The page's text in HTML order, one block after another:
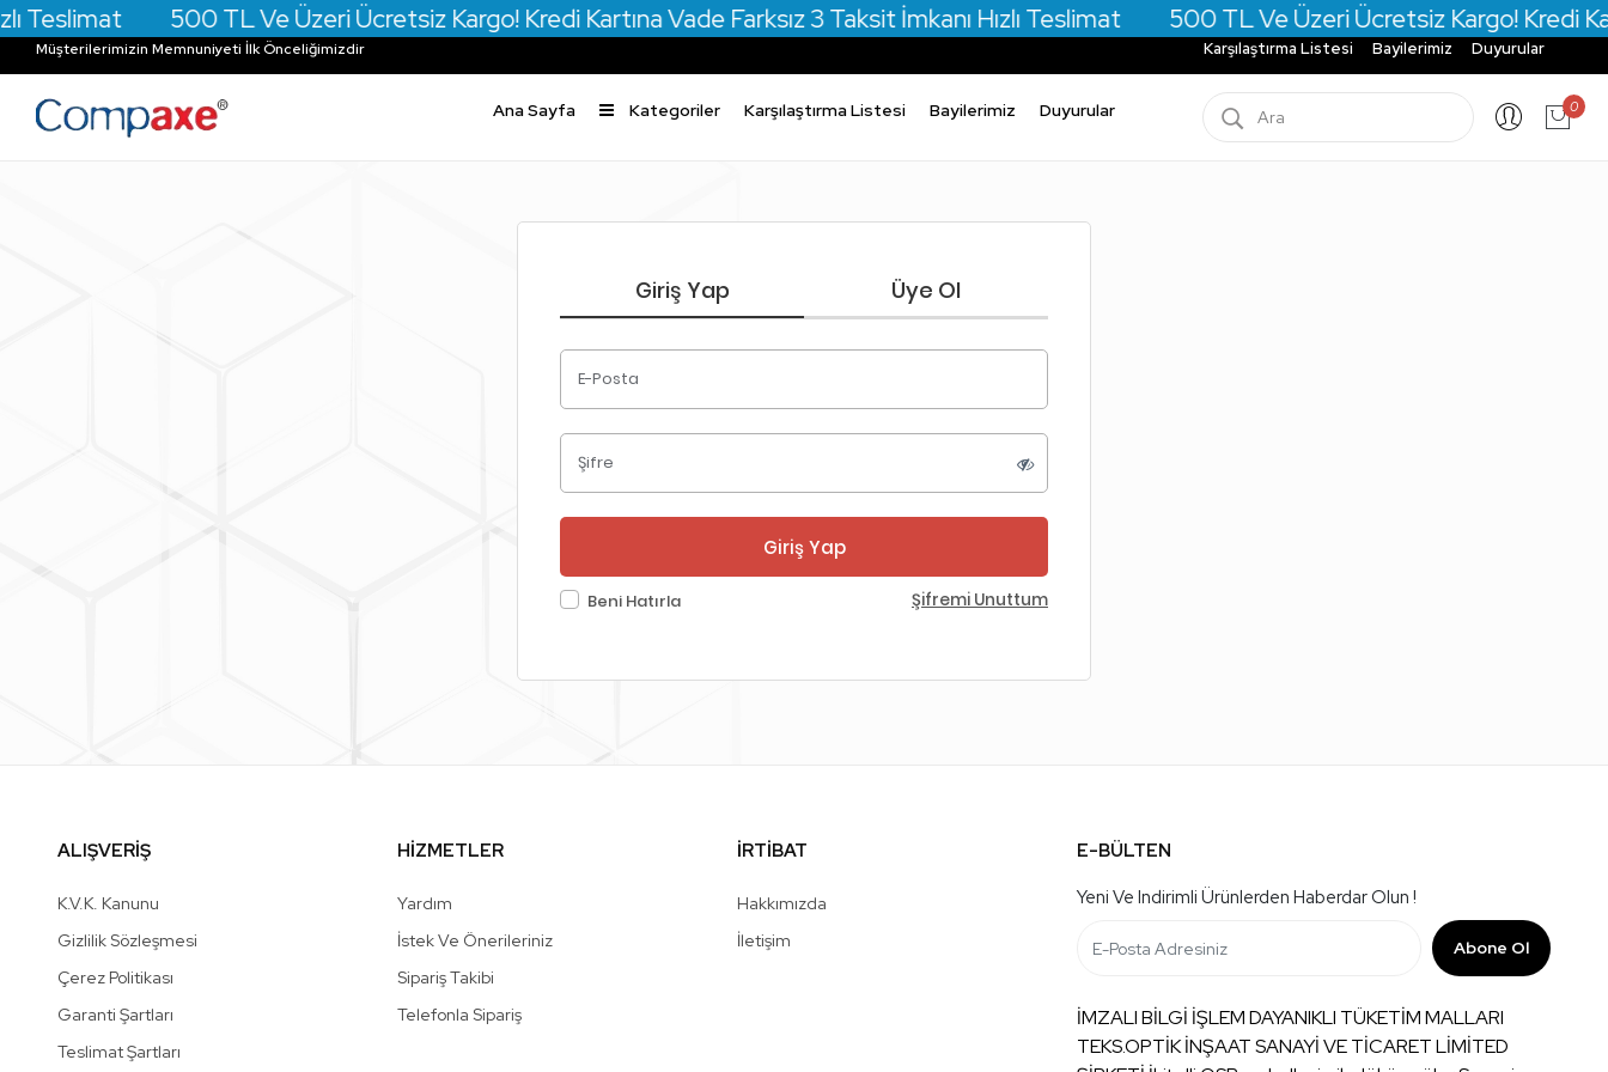
500 TL Ve Üzeri Ücretsiz Kargo! Kredi Kartına Vade Farksız 3 Taksit İmkanı Hızlı Teslimat 500 TL Ve Üzeri Ücretsiz Kargo! Kredi
Müşterilerimizin Memnuniyeti İlk Önceliğimizdir Karşılaştırma Listesi Bayilerimiz Duyurular
Ana Sayfa Kategoriler Karşılaştırma Listesi Bayilerimiz Duyurular 0
Giriş Yap Üye Ol
E-Posta
Şifre
Giriş Yap
Beni Hatırla Şifremi Unuttum
ALIŞVERİŞ
K.V.K. Kanunu
Gizlilik Sözleşmesi
Çerez Politikası
Garanti Şartları
Teslimat Şartları
HİZMETLER
Yardım
İstek Ve Önerileriniz
Sipariş Takibi
Telefonla Sipariş
İRTİBAT
Hakkımızda
İletişim
E-BÜLTEN
Yeni Ve Indirimli Ürünlerden Haberdar Olun !
Abone Ol
İMZALI BİLGİ İŞLEM DAYANIKLI TÜKETİM MALLARI
TEKS.OPTİK İNŞAAT SANAYİ VE TİCARET LİMİTED